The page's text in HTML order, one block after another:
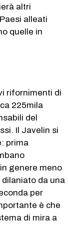
altri
alleati
quelle in
rifornimenti di
225mila
del
Il Javelin si
prima
genere meno
da una
per
è che
di mira a